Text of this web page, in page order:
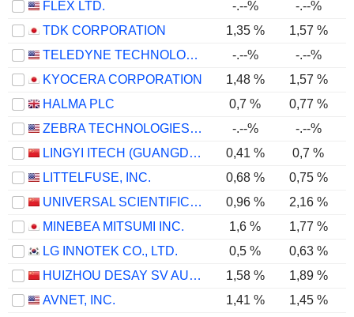
FLEX LTD.
-.--% -.--%
TDK CORPORATION
1,35 % 1,57 %
TELEDYNE TECHNOLOGIES INCORPORATED
-.--% -.--%
KYOCERA CORPORATION
1,48 % 1,57 %
HALMA PLC
0,7 % 0,77 %
ZEBRA TECHNOLOGIES CORPORATION
-.--% -.--%
LINGYI ITECH (GUANGDONG) COMPANY
0,41 % 0,7 %
LITTELFUSE, INC.
0,68 % 0,75 %
UNIVERSAL SCIENTIFIC INDUSTRIAL (SHANGHAI) CO., LTD.
0,96 % 2,16 %
MINEBEA MITSUMI INC.
1,6 % 1,77 %
LG INNOTEK CO., LTD.
0,5 % 0,63 %
HUIZHOU DESAY SV AUTOMOTIVE CO., LTD.
1,58 % 1,89 %
AVNET, INC.
1,41 % 1,45 %